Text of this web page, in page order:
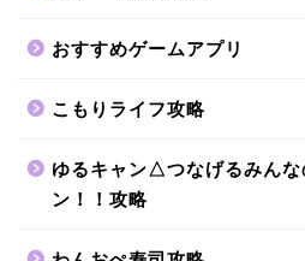
おすすめゲームアプリ
こもりライフ攻略
ゆるキャン△つなげるみんな
ン！！攻略